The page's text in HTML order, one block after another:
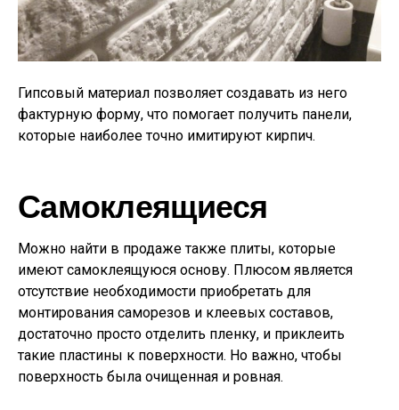
Гипсовый материал позволяет создавать из него
фактурную форму, что помогает получить панели,
которые наиболее точно имитируют кирпич.
Самоклеящиеся
Можно найти в продаже также плиты, которые
имеют самоклеящуюся основу. Плюсом является
отсутствие необходимости приобретать для
монтирования саморезов и клеевых составов,
достаточно просто отделить пленку, и приклеить
такие пластины к поверхности. Но важно, чтобы
поверхность была очищенная и ровная.